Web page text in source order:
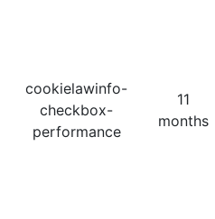
cookielawinfo-
checkbox-
performance
11
months